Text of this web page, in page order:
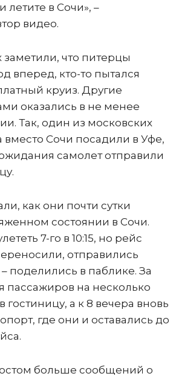
летите в Сочи», –
видео.
что питерцы
вперед, кто-то пытался
круиз. Другие
оказались в не менее
Так, один из московских
вместо Сочи посадили в Уфе,
самолет отправили
как они почти сутки
состоянии в Сочи.
7-го в 10:15, но рейс
отправились
– поделились в паблике. За
пассажиров на несколько
гостиницу, а к 8 вечера вновь
где они и оставались до
больше сообщений о